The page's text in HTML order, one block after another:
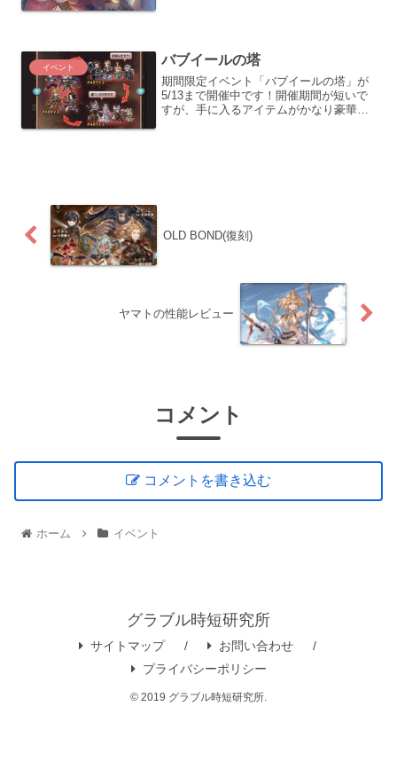
イベント バブイールの塔
期間限定イベント「バブイールの塔」が
5/13まで開催中です！開催期間が短いで
すが、手に入るアイテムがかなり豪華な
OLD BOND(復刻)
ヤマトの性能レビュー
コメント
コメントを書き込む
ホーム イベント
グラブル時短研究所
サイトマップ
お問い合わせ
プライバシーポリシー
© 2019 グラブル時短研究所.